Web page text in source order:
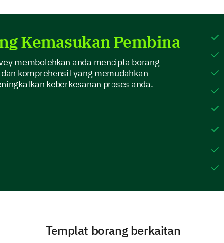
Which program are you applying for?
Understanding Your Educational
Kemasukan Pembina
membolehkan anda mencipta borang
komprehensif yang memudahkan
keberkesanan proses anda.
Templat borang berkaitan